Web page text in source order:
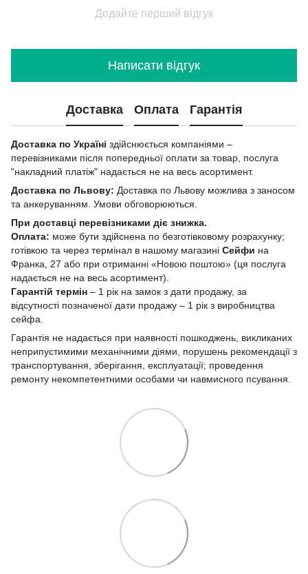
Додайте перший відгук
Написати відгук
Доставка Оплата Гарантія
Доставка по Україні здійснюється компаніями –
перевізниками після попередньої оплати за товар, послуга
"накладний платіж" надається не на весь асортимент.
Доставка по Львову: Доставка по Львову можлива з заносом
та анкеруванням. Умови обговорюються.
При доставці перевізниками діє знижка.
Оплата: може бути здійснена по безготівковому розрахунку;
готівкою та через термінал в нашому магазині Сейфи на
Франка, 27 або при отриманні «Новою поштою» (ця послуга
надається не на весь асортимент).
Гарантій термін – 1 рік на замок з дати продажу, за
відсутності позначеної дати продажу – 1 рік з виробництва
сейфа.
Гарантія не надається при наявності пошкоджень, викликаних
неприпустимими механічними діями, порушень рекомендації з
транспортування, зберігання, експлуатації; проведення
ремонту некомпетентними особами чи навмисного псування.